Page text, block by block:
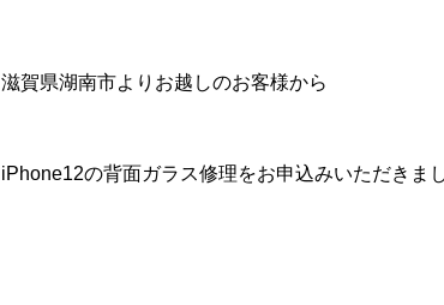
滋賀県湖南市よりお越しのお客様から
iPhone12の背面ガラス修理をお申込みいただきま